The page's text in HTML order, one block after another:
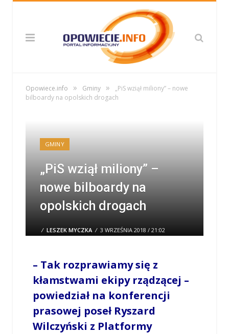
Opowiece.info » Gminy »
„PiS wziął miliony” – nowe
bilboardy na opolskich drogach
GMINY
„PiS wziął miliony” –
nowe bilboardy na
opolskich drogach
/ LESZEK MYCZKA / 3 WRZEŚNIA 2018 / 21:02
0 COMMENTS
– Tak rozprawiamy się z
kłamstwami ekipy rządzącej –
powiedział na konferencji
prasowej poseł Ryszard
Wilczyński z Platformy